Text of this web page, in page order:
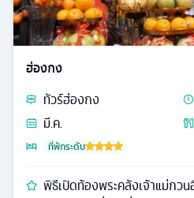
ฮ่องกง
ทัวร์ฮ่องกง
มี.ค.
ที่พักระดับ
พิธีเปิดท้องพระคลังเจ้าแม่กว